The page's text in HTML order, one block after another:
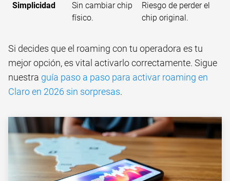
Simplicidad
Sin cambiar chip
físico.
Riesgo de perder el
chip original.
Si decides que el roaming con tu operadora es tu
mejor opción, es vital activarlo correctamente. Sigue
nuestra guía paso a paso para activar roaming en
Claro en 2026 sin sorpresas.